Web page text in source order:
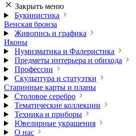
Закрыть меню
Букинистика
Венская бронза
Живопись и графика
Иконы
Нумизматика и Фалеристика
Предметы интерьера и обихода
Профессии
Скульптура и статуэтки
Старинные карты и планы
Столовое серебро
Тематические коллекции
Техника и приборы
Ювелирные украшения
О нас